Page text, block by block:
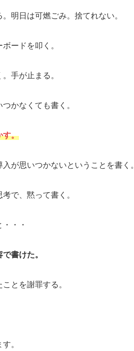
明日は可燃ごみ。捨てれない。
ードを叩く。
手が止まる。
かなくても書く。
す。
が思いつかないということを書く。
で、黙って書く。
・・
書けた。
とを謝罪する。
。